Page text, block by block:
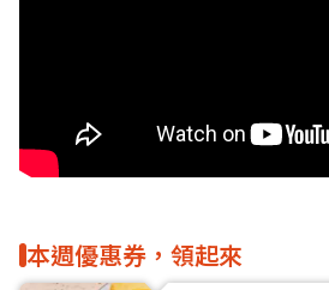
本週優惠券，領起來